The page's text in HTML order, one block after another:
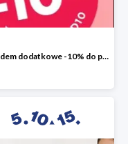
Z kodem dodatkowe -10% do promocji -50%!